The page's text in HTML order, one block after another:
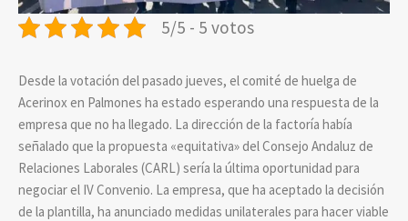
5/5 - 5 votos
Desde la votación del pasado jueves, el comité de huelga de
Acerinox en Palmones ha estado esperando una respuesta de la
empresa que no ha llegado. La dirección de la factoría había
señalado que la propuesta «equitativa» del Consejo Andaluz de
Relaciones Laborales (CARL) sería la última oportunidad para
negociar el IV Convenio. La empresa, que ha aceptado la decisión
de la plantilla, ha anunciado medidas unilaterales para hacer viable